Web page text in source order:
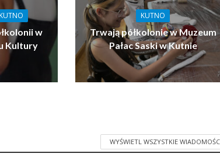
KUTNO
w
Kultury
KUTNO
Trwają półkolonie w Muzeum
Pałac Saski w Kutnie
WYŚWIETL WSZYSTKIE